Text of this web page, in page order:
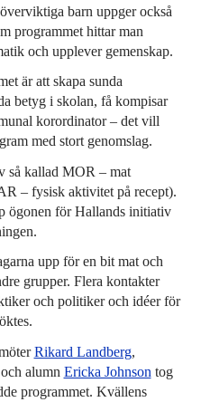
barn uppger också
programmet hittar man
och upplever gemenskap.
är att skapa sunda
betyg i skolan, få kompisar
korordinator – det vill
med stort genomslag.
så kallad MOR – mat
– fysisk aktivitet på recept).
ögonen för Hallands initiativ
upp för en bit mat och
grupper. Flera kontakter
och politiker och idéer för
Rikard Landberg,
och alumn Ericka Johnson tog
programmet. Kvällens